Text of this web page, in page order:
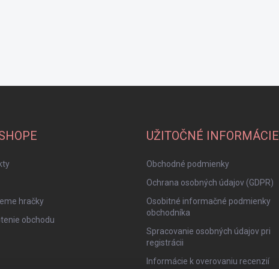
hračky
obchodu
UŽITOČNÉ INFORMÁCIE
Obchodné podmienky
Ochrana osobných údajov (GDPR)
Osobitné informačné podmienky
obchodníka
Spracovanie osobných údajov pri
registrácii
Informácie k overovaniu recenzií